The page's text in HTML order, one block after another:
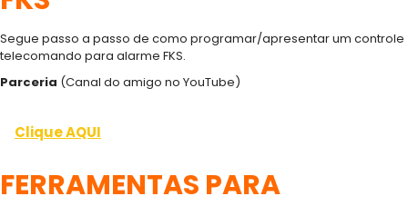
Segue passo a passo de como programar/apresentar um controle
telecomando para alarme FKS.
Parceria (Canal do amigo no YouTube)
Clique AQUI
FERRAMENTAS PARA